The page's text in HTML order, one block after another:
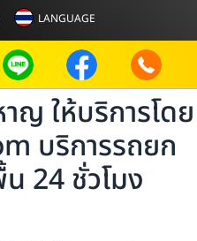
LANGUAGE
ญ ให้บริการโดย
บริการรถยก
24 ชั่วโมง